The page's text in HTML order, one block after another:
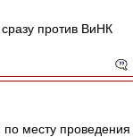
против ВиНК
по месту проведения